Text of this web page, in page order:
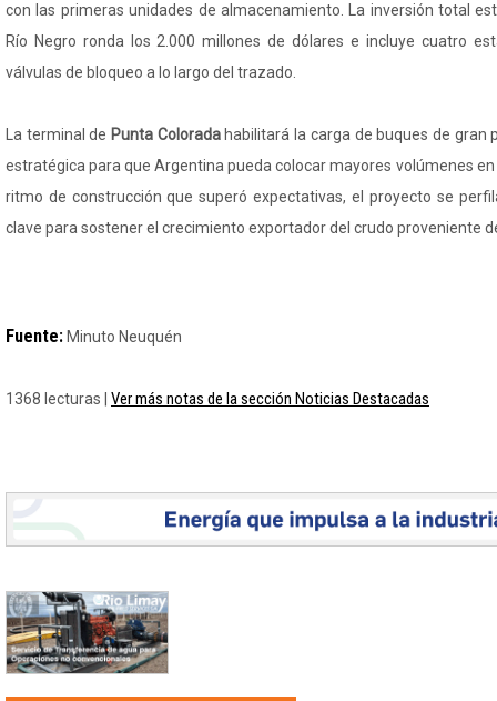
con las primeras unidades de almacenamiento. La inversión total
Río Negro ronda los 2.000 millones de dólares e incluye cuatro
válvulas de bloqueo a lo largo del trazado.
La terminal de Punta Colorada habilitará la carga de buques de gran
estratégica para que Argentina pueda colocar mayores volúmenes
ritmo de construcción que superó expectativas, el proyecto se
clave para sostener el crecimiento exportador del crudo proveniente
Fuente: Minuto Neuquén
1368 lecturas | Ver más notas de la sección Noticias Destacadas